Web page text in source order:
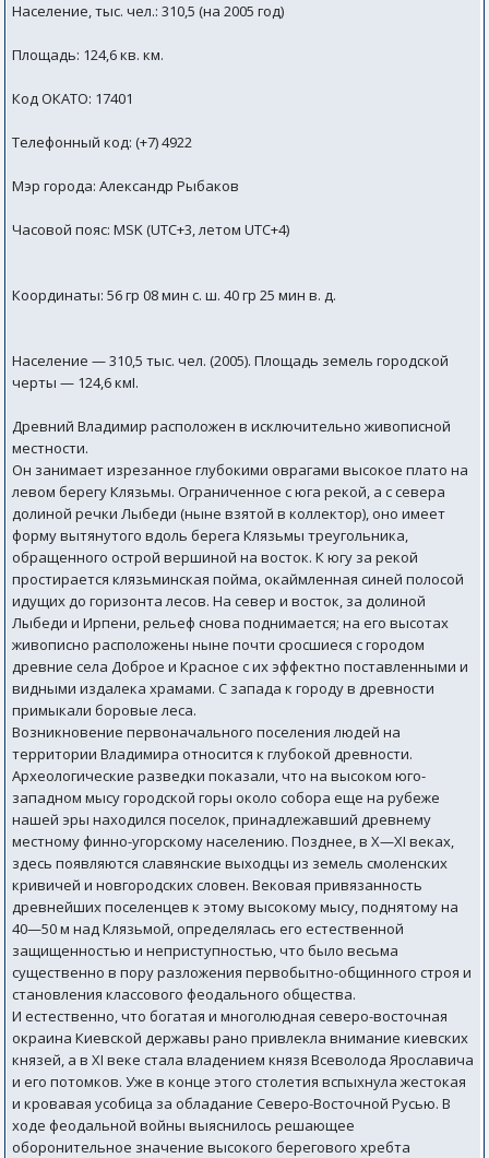
Население, тыс. чел.: 310,5 (на 2005 год)
Площадь: 124,6 кв. км.
Код ОКАТО: 17401
Телефонный код: (+7) 4922
Мэр города: Александр Рыбаков
Часовой пояс: MSK (UTC+3, летом UTC+4)
Координаты: 56 гр 08 мин с. ш. 40 гр 25 мин в. д.
Население — 310,5 тыс. чел. (2005). Площадь земель городской
черты — 124,6 кмІ.
Древний Владимир расположен в исключительно живописной
местности.
Он занимает изрезанное глубокими оврагами высокое плато на
левом берегу Клязьмы. Ограниченное с юга рекой, а с севера
долиной речки Лыбеди (ныне взятой в коллектор), оно имеет
форму вытянутого вдоль берега Клязьмы треугольника,
обращенного острой вершиной на восток. К югу за рекой
простирается клязьминская пойма, окаймленная синей полосой
идущих до горизонта лесов. На север и восток, за долиной
Лыбеди и Ирпени, рельеф снова поднимается; на его высотах
живописно расположены ныне почти сросшиеся с городом
древние села Доброе и Красное с их эффектно поставленными и
видными издалека храмами. С запада к городу в древности
примыкали боровые леса.
Возникновение первоначального поселения людей на
территории Владимира относится к глубокой древности.
Археологические разведки показали, что на высоком юго-
западном мысу городской горы около собора еще на рубеже
нашей эры находился поселок, принадлежавший древнему
местному финно-угорскому населению. Позднее, в X—XI веках,
здесь появляются славянские выходцы из земель смоленских
кривичей и новгородских словен. Вековая привязанность
древнейших поселенцев к этому высокому мысу, поднятому на
40—50 м над Клязьмой, определялась его естественной
защищенностью и неприступностью, что было весьма
существенно в пору разложения первобытно-общинного строя и
становления классового феодального общества.
И естественно, что богатая и многолюдная северо-восточная
окраина Киевской державы рано привлекла внимание киевских
князей, а в XI веке стала владением князя Всеволода Ярославича
и его потомков. Уже в конце этого столетия вспыхнула жестокая
и кровавая усобица за обладание Северо-Восточной Русью. В
ходе феодальной войны выяснилось решающее
оборонительное значение высокого берегового хребта